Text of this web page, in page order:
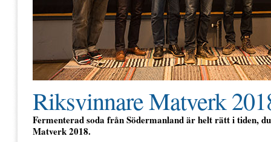
Riksvinnare Matverk
Fermenterad soda från Södermanland är helt rätt i tiden,
Matverk 2018.